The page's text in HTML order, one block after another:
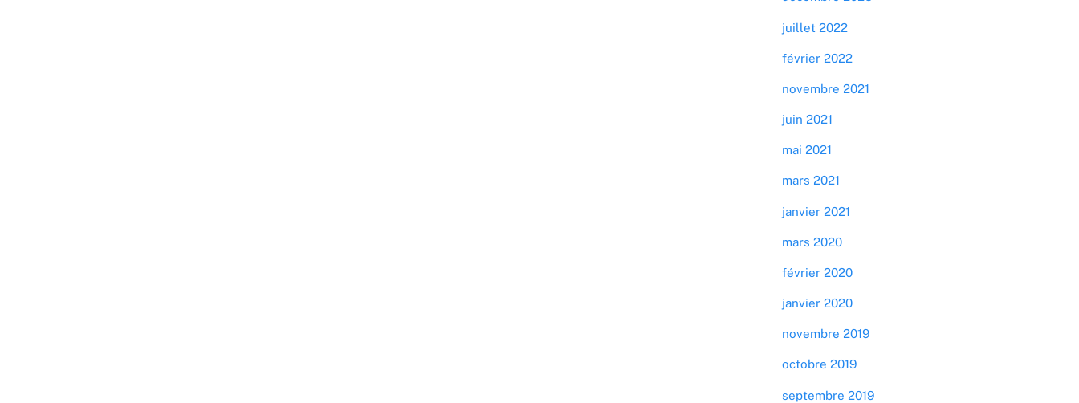
juillet 2022
février 2022
novembre 2021
juin 2021
mai 2021
mars 2021
janvier 2021
mars 2020
février 2020
janvier 2020
novembre 2019
octobre 2019
septembre 2019